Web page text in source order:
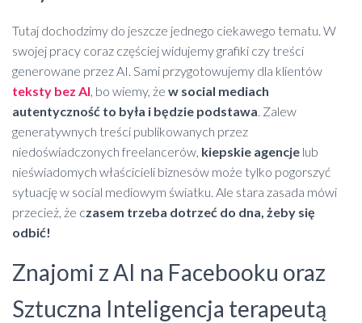
Tutaj dochodzimy do jeszcze jednego ciekawego tematu. W
swojej pracy coraz częściej widujemy grafiki czy treści
generowane przez AI. Sami przygotowujemy dla klientów
teksty bez AI, bo wiemy, że w social mediach
autentyczność to była i będzie podstawa. Zalew
generatywnych treści publikowanych przez
niedoświadczonych freelancerów, kiepskie agencje lub
nieświadomych właścicieli biznesów może tylko pogorszyć
sytuację w social mediowym światku. Ale stara zasada mówi
przecież, że czasem trzeba dotrzeć do dna, żeby się
odbić!
Znajomi z AI na Facebooku oraz
Sztuczna Inteligencja terapeutą